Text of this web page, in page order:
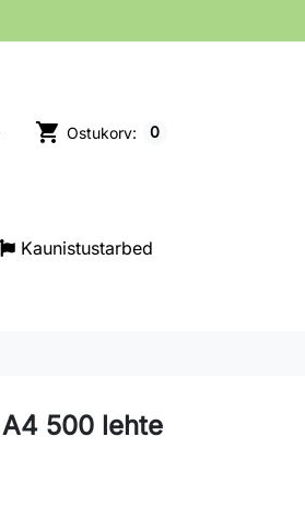
shopping_cart Ostukorv: 0
Kaunistustarbed
500 lehte